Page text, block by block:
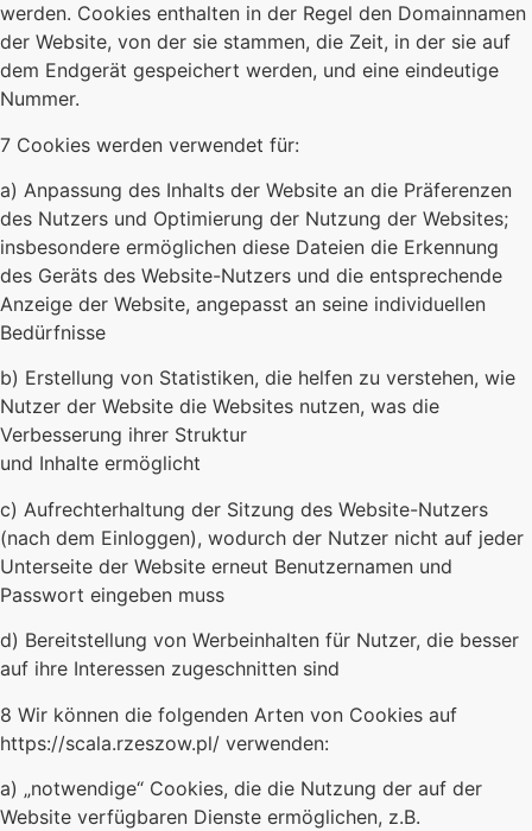
werden. Cookies enthalten in der Regel den Domainnamen
der Website, von der sie stammen, die Zeit, in der sie auf
dem Endgerät gespeichert werden, und eine eindeutige
Nummer.
7 Cookies werden verwendet für:
a) Anpassung des Inhalts der Website an die Präferenzen
des Nutzers und Optimierung der Nutzung der Websites;
insbesondere ermöglichen diese Dateien die Erkennung
des Geräts des Website-Nutzers und die entsprechende
Anzeige der Website, angepasst an seine individuellen
Bedürfnisse
b) Erstellung von Statistiken, die helfen zu verstehen, wie
Nutzer der Website die Websites nutzen, was die
Verbesserung ihrer Struktur
und Inhalte ermöglicht
c) Aufrechterhaltung der Sitzung des Website-Nutzers
(nach dem Einloggen), wodurch der Nutzer nicht auf jeder
Unterseite der Website erneut Benutzernamen und
Passwort eingeben muss
d) Bereitstellung von Werbeinhalten für Nutzer, die besser
auf ihre Interessen zugeschnitten sind
8 Wir können die folgenden Arten von Cookies auf
https://scala.rzeszow.pl/ verwenden:
a) „notwendige“ Cookies, die die Nutzung der auf der
Website verfügbaren Dienste ermöglichen, z.B.